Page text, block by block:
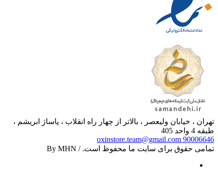
تهران ، خیابان ولیعصر ، بالاتر از چهار راه انقلاب ، پاساژ ابریشم ،
طبقه 4 واحد 405
90006646
oxinstore.team@gmail.com
تمامی حقوق برای سایت ما محفوظ است. / By MHN